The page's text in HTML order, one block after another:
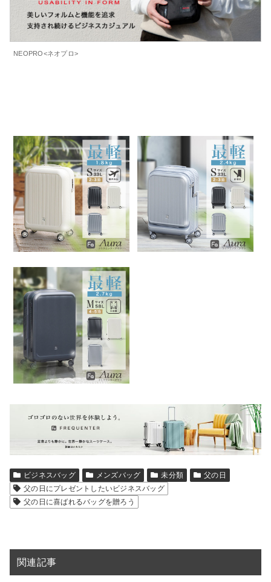
NEOPRO<ネオプロ>
ビジネスバッグ メンズバッグ 未分類
父の日
父の日にプレゼントしたいビジネスバッグ
父の日に喜ばれるバッグを贈ろう
関連記事